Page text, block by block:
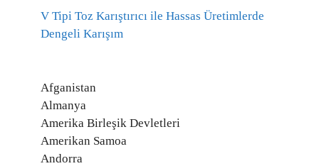
V Tipi Toz Karıştırıcı ile Hassas Üretimlerde
Dengeli Karışım
Afganistan
Almanya
Amerika Birleşik Devletleri
Amerikan Samoa
Andorra